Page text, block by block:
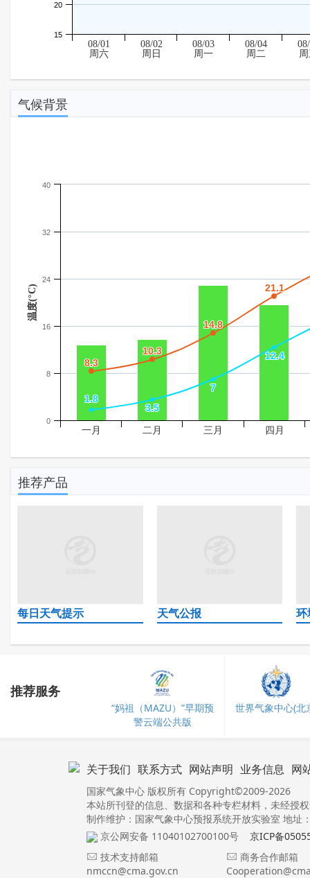
15
20
08/01
周六
08/02
周日
08/03
周一
08/04
周二
气候背景
温度(°C)
8.3
8.3
10.3
10.3
14.8
14.8
21.1
21.1
1.8
1.8
3.5
3.5
7
7
12.4
12.4
一月 二月 三月 四月
0
8
16
24
32
40
推荐产品
每日天气提示 天气公报
推荐服务
“妈祖（MAZU）”早期预
警云端公共版
世界气象中心(北
关于我们 联系方式 网站声明 业务信息 网
国家气象中心 版权所有 Copyright©2009-2026
本站所刊登的信息、数据和各种专栏材料，未经授
制作维护：国家气象中心预报系统开放实验室 地址
京公网安备 11040102700100号
京ICP备
技术支持邮箱
nmccn@cma.gov.cn
商务合作邮箱